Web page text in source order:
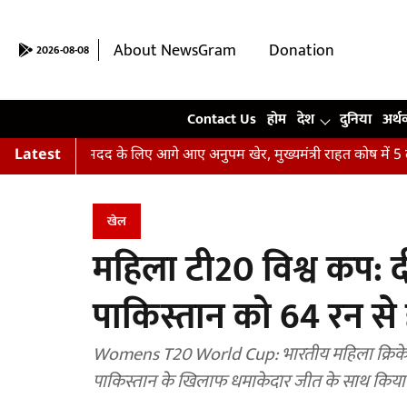
2026-08-08 About NewsGram
Donation
Contact Us होम देश दुनिया
Latestकी मदद के लिए आगे आए अनुपम खेर, मुख्यमंत्री राहत कोष में 5 लाख
खेल
महिला टी20 विश्व कप:
पाकिस्तान को 64 रन से
Womens T20 World Cup: भारतीय महिला
पाकिस्तान के खिलाफ धमाकेदार जीत के साथ